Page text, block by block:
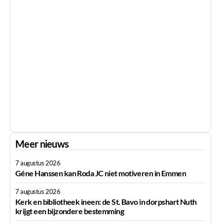
Meer nieuws
7 augustus 2026
Géne Hanssen kan Roda JC niet motiveren in Emmen
7 augustus 2026
Kerk en bibliotheek ineen: de St. Bavo in dorpshart Nuth
krijgt een bijzondere bestemming